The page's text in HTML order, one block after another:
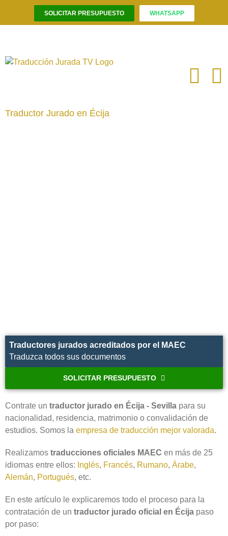
contenido
SOLICITAR PRESUPUESTO WHATSAPP
Traductor Jurado en Écija
Traductores jurados acreditados por el MAEC
Traduzca todos sus documentos
SOLICITAR PRESUPUESTO
Contrate un traductor jurado en Écija - Sevilla para su
nacionalidad, residencia, matrimonio o convalidación de
estudios. Somos la empresa de traducción mejor valorada.
Realizamos traducciones oficiales MAEC en más de 25
idiomas entre ellos: Inglés, Francés, Rumano, Árabe,
Alemán, Portugués, etc.
En este artículo le explicaremos todo el proceso para la
contratación de un traductor jurado oficial en Écija paso
por paso: